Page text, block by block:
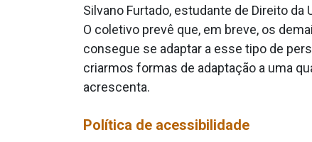
Silvano Furtado, estudante de Direito da
O coletivo prevê que, em breve, os
consegue se adaptar a esse tipo de
criarmos formas de adaptação a uma
acrescenta.
Política de acessibilidade